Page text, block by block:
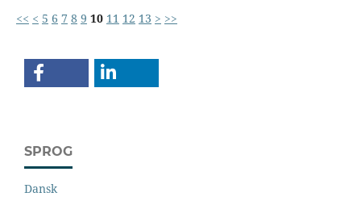
<< < 5 6 7 8 9 10 11 12 13 > >>
SPROG
Dansk